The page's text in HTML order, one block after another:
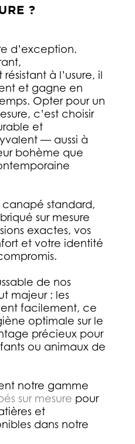
?
d’exception.
à l’usure, il
et gagne en
Opter pour un
c’est choisir
et
— aussi à
bohème que
standard,
sur mesure
exactes, vos
et votre identité
de nos
majeur : les
facilement, ce
optimale sur le
précieux pour
ou animaux de
notre gamme
sur mesure pour
et
dans notre